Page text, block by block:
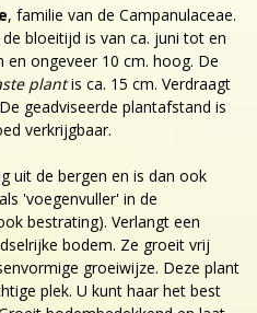
, familie van de Campanulaceae.
bloeitijd is van ca. juni tot en
ongeveer 10 cm. hoog. De
plantis ca. 15 cm. Verdraagt
geadviseerde plantafstand is
verkrijgbaar.
uit de bergen en is dan ook
'voegenvuller' in de
bestrating). Verlangt een
bodem. Ze groeit vrij
groeiwijze. Deze plant
plek. U kunt haar het best